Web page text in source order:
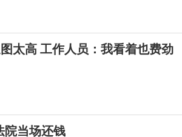
太高 工作人员：我看着也费劲
院当场还钱